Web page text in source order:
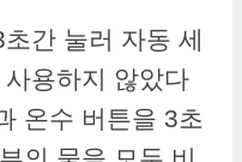
간 눌러 자동 세
용하지 않았다
온수 버튼을 3초